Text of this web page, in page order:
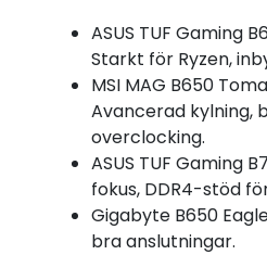
ASUS TUF Gaming
Starkt för Ryzen,
MSI MAG B650
Avancerad kylning,
overclocking.
ASUS TUF Gaming
fokus, DDR4-stöd
Gigabyte B650
bra anslutningar.